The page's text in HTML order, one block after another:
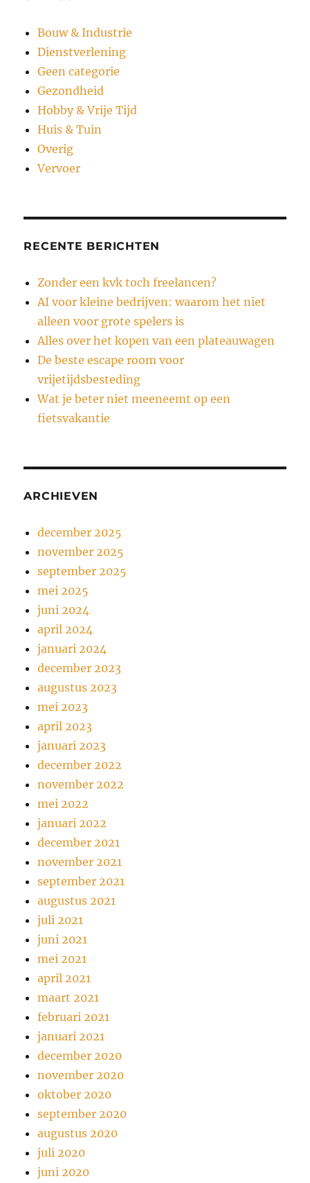
Bouw & Industrie
Dienstverlening
Geen categorie
Gezondheid
Hobby & Vrije Tijd
Huis & Tuin
Overig
Vervoer
RECENTE BERICHTEN
Zonder een kvk toch freelancen?
AI voor kleine bedrijven: waarom het niet
alleen voor grote spelers is
Alles over het kopen van een plateauwagen
De beste escape room voor
vrijetijdsbesteding
Wat je beter niet meeneemt op een
fietsvakantie
ARCHIEVEN
december 2025
november 2025
september 2025
mei 2025
juni 2024
april 2024
januari 2024
december 2023
augustus 2023
mei 2023
april 2023
januari 2023
december 2022
november 2022
mei 2022
januari 2022
december 2021
november 2021
september 2021
augustus 2021
juli 2021
juni 2021
mei 2021
april 2021
maart 2021
februari 2021
januari 2021
december 2020
november 2020
oktober 2020
september 2020
augustus 2020
juli 2020
juni 2020